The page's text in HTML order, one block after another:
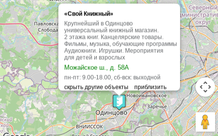
«Свой Книжный»
Крупнейший в Одинцово
универсальный книжный магазин.
2 этажа книг. Канцелярские товары.
Фильмы, музыка, обучающие программы
Аудиокниги. Игрушки. Мероприятия
для детей и взрослых
Можайское ш., д. 58А
пн-пт: 9.00-18.00, сб-вск: выходной